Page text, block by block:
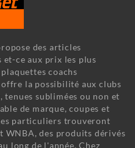
des articles
ce aux prix les plus
coachs
la possibilité aux clubs
tenues sublimées ou non et
de marque, coupes et
particuliers trouveront
WNBA, des produits dérivés
long de l'année. Chez